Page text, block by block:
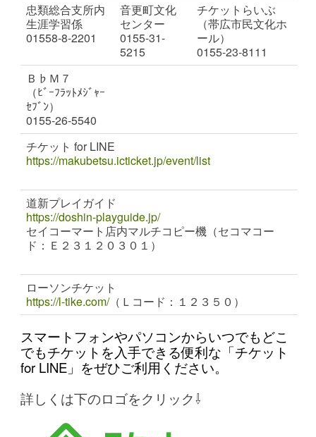
忠類総合支所内
生涯学習係
01558-8-2201
音更町文化
センター
0155-31-
5215
チケットらいぶ
（帯広市民文化ホ
ール）
0155-23-8111
Ｂ♭Ｍ７
（ﾋﾞｰﾌﾗｯﾄﾒｼﾞｬｰ
ｾﾌﾞﾝ）
0155-26-5540
チケット for LINE
https://makubetsu.icticket.jp/event/list
道新プレイガイド
https://doshin-playguide.jp/
セイコーマート店内マルチコピー機（セコマコー
ド：Ｅ２３１２０３０１）
ローソンチケット
https://l-tike.com/（Ｌコード：１２３５０）
スマートフォンやパソコンからいつでもどこ
でもチケットを入手できる便利な「チケット
for LINE」をぜひご利用ください。
詳しくは下のロゴをクリック⇩